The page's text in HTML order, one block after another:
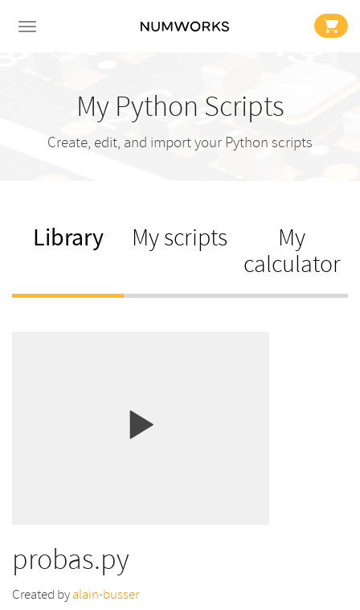
My Python Scripts
Create, edit, and import your Python scripts
Library My scripts
My
calculator
probas.py
Created byalain-busser